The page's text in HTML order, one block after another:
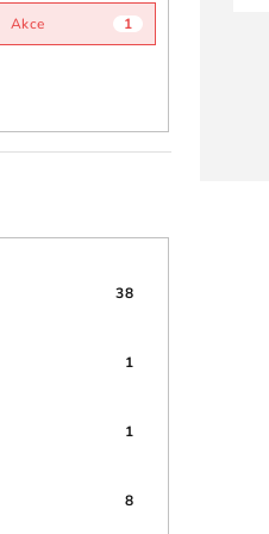
Akce 1
38
1
1
8